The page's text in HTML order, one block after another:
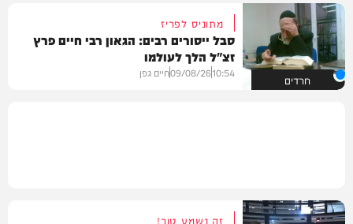
חרדים
מתוניס לפריז
סבל ייסורים רבים: הגאון רבי חיים פרץ
זצ"ל הלך לעולמו
10:54
09/08/26חיים גפן
זה נשמע טוב!